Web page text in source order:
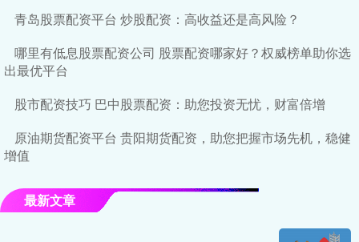
青岛股票配资平台 炒股配资：高收益还是高风险？
哪里有低息股票配资公司 股票配资哪家好？权威榜单助你选
出最优平台
股市配资技巧 巴中股票配资：助您投资无忧，财富倍增
原油期货配资平台 贵阳期货配资，助您把握市场先机，稳健
增值
最新文章